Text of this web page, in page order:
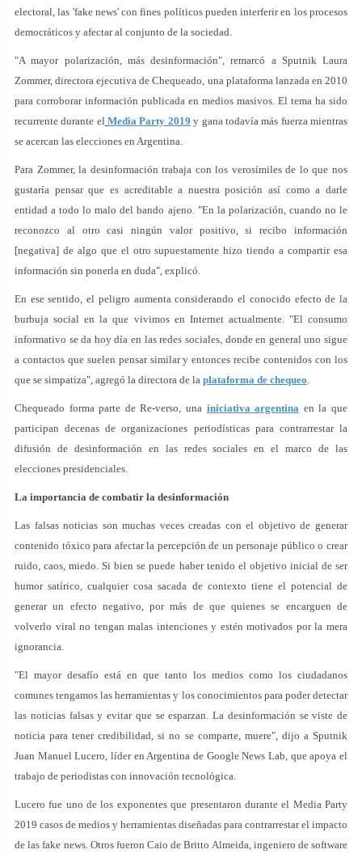
electoral, las 'fake news' con fines políticos pueden interferir en los procesos
democráticos y afectar al conjunto de la sociedad.
"A mayor polarización, más desinformación", remarcó a Sputnik Laura
Zommer, directora ejecutiva de Chequeado, una plataforma lanzada en 2010
para corroborar información publicada en medios masivos. El tema ha sido
recurrente durante el Media Party 2019 y gana todavía más fuerza mientras
se acercan las elecciones en Argentina.
Para Zommer, la desinformación trabaja con los verosímiles de lo que nos
gustaría pensar que es acreditable a nuestra posición así como a darle
entidad a todo lo malo del bando ajeno. "En la polarización, cuando no le
reconozco al otro casi ningún valor positivo, si recibo información
[negativa] de algo que el otro supuestamente hizo tiendo a compartir esa
información sin ponerla en duda", explicó.
En ese sentido, el peligro aumenta considerando el conocido efecto de la
burbuja social en la que vivimos en Internet actualmente. "El consumo
informativo se da hoy día en las redes sociales, donde en general uno sigue
a contactos que suelen pensar similar y entonces recibe contenidos con los
que se simpatiza", agregó la directora de la plataforma de chequeo.
Chequeado forma parte de Re-verso, una iniciativa argentina en la que
participan decenas de organizaciones periodísticas para contrarrestar la
difusión de desinformación en las redes sociales en el marco de las
elecciones presidenciales.
La importancia de combatir la desinformación
Las falsas noticias son muchas veces creadas con el objetivo de generar
contenido tóxico para afectar la percepción de un personaje público o crear
ruido, caos, miedo. Si bien se puede haber tenido el objetivo inicial de ser
humor satírico, cualquier cosa sacada de contexto tiene el potencial de
generar un efecto negativo, por más de que quienes se encarguen de
volverlo viral no tengan malas intenciones y estén motivados por la mera
ignorancia.
"El mayor desafío está en que tanto los medios como los ciudadanos
comunes tengamos las herramientas y los conocimientos para poder detectar
las noticias falsas y evitar que se esparzan. La desinformación se viste de
noticia para tener credibilidad, si no se comparte, muere", dijo a Sputnik
Juan Manuel Lucero, líder en Argentina de Google News Lab, que apoya el
trabajo de periodistas con innovación tecnológica.
Lucero fue uno de los exponentes que presentaron durante el Media Party
2019 casos de medios y herramientas diseñadas para contrarrestar el impacto
de las fake news. Otros fueron Caio de Britto Almeida, ingeniero de software